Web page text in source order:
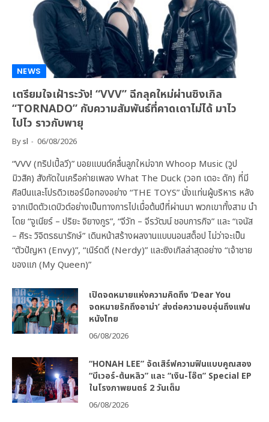
NEWS
เตรียมใจเฝ้าระวัง! “VVV” ฉีกลุคใหม่ผ่านซิงเกิล
“TORNADO” กับความสัมพันธ์ที่คาดเดาไม่ได้ มาไว
ไปไว ราวกับพายุ
Bysl 06/08/2026
“VVV (ทริปเปิ้ลวี)” บอยแบนด์คลื่นลูกใหม่จาก Whoop Music (วูป
มิวสิค) สังกัดในเครือค่ายเพลง What The Duck (วอท เดอะ ดัก) ที่มี
ศิลปินและโปรดิวเซอร์มือทองอย่าง “THE TOYS” นั่งแท่นผู้บริหาร หลัง
จากเปิดตัวเดบิวต์อย่างเป็นทางการไปเมื่อต้นปีที่ผ่านมา พวกเขาทั้งสาม นำ
โดย “จูเนียร์ – ปริยะ จิยางกูร”, “จีวัท – จีรวัฒน์ ชอบการกิจ” และ “เจนัส
– ศิระ วิจิตรธนารักษ์” เดินหน้าสร้างผลงานแบบนอนสต็อป ไม่ว่าจะเป็น
“ตัวปัญหา (Envy)”, “เนิร์ดดี (Nerdy)” และซิงเกิลล่าสุดอย่าง “เจ้าชาย
ของแก (My Queen)”
เปิดจดหมายแห่งความคิดถึง ‘Dear You
จดหมายรักถึงอาม่า’ ส่งต่อความอบอุ่นถึงแฟน
หนังไทย
06/08/2026
“HONAH LEE” จัดเสิร์ฟความฟินแบบคูณสอง
“บีเวอร์-ต้นหลิว” และ “เงิน-โอ๊ต” Special EP
ในโรงภาพยนตร์ 2 วันเต็ม
06/08/2026